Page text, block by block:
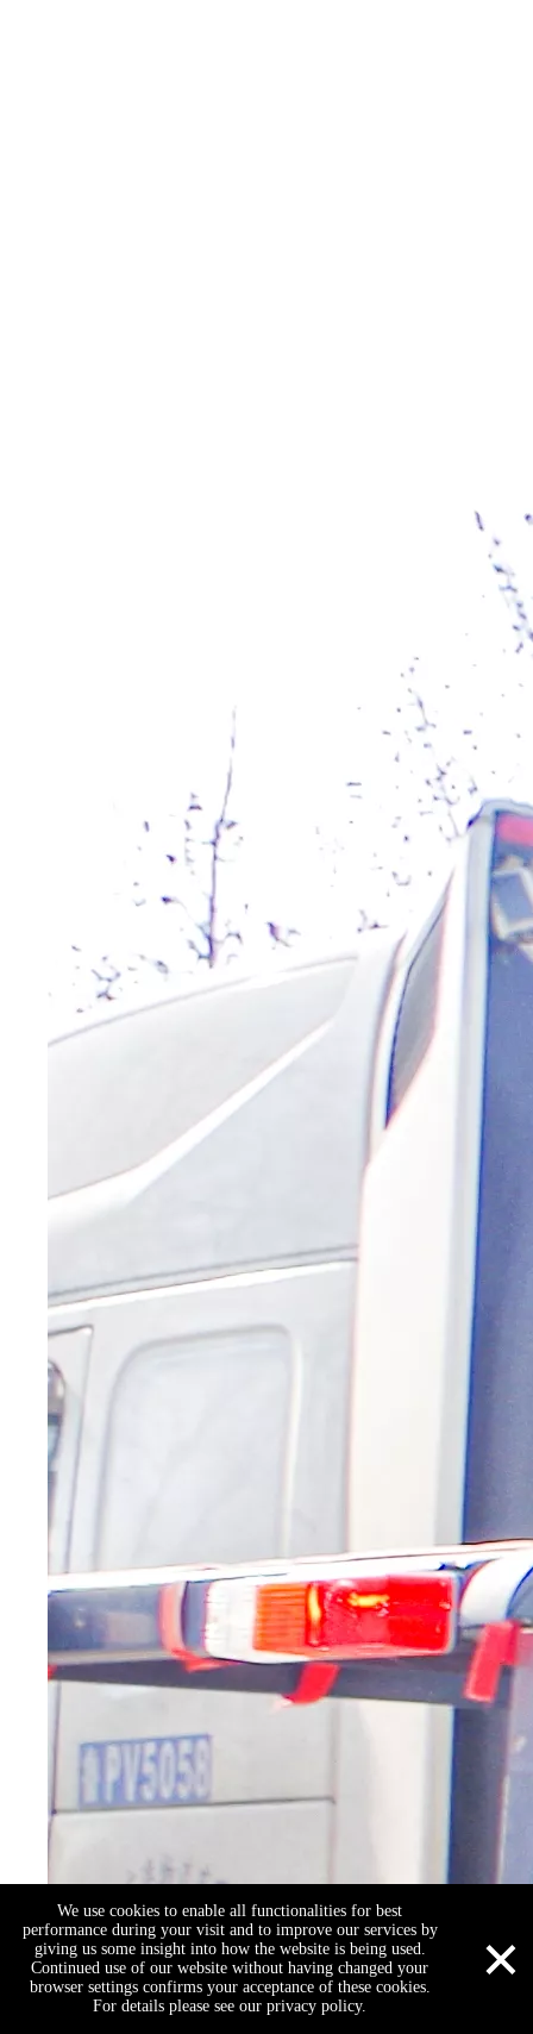
E -mail Bel ons
We use cookies to enable all functionalities for best
performance during your visit and to improve our services by
giving us some insight into how the website is being used.
Continued use of our website without having changed your
browser settings confirms your acceptance of these cookies.
For details please see our privacy policy.
×